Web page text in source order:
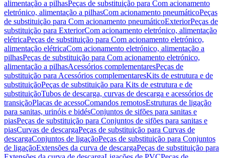
alimentação a pilhasPeças de substituição para Com acionamento
eletrónico, alimentação a pilhasCom acionamento pneumáticoPeças
de substituição para Com acionamento pneumáticoExteriorPeças de
substituição para ExteriorCom acionamento eletrónico, alimentação
elétricaPeças de substituição para Com acionamento eletrónico,
alimentação elétricaCom acionamento eletrónico, alimentação a
pilhasPeças de substituição para Com acionamento eletrónico,
alimentação a pilhasAcessórios complementaresPeças de
substituição para Acessórios complementaresKits de estrutura e de
substituiçãoPeças de substituição para Kits de estrutura e de
substituiçãoTubos de descarga, curvas de descarga e acessórios de
transiçãoPlacas de acessoComandos remotosEstruturas de ligação
para sanitas, urinóis e bidésConjuntos de sifões para sanitas e
piasPeças de substituição para Conjuntos de sifões para sanitas e
piasCurvas de descargaPeças de substituição para Curvas de
descargaConjuntos de ligaçãoPeças de substituição para Conjuntos
de ligaçãoExtensões da curva de descargaPeças de substituição para